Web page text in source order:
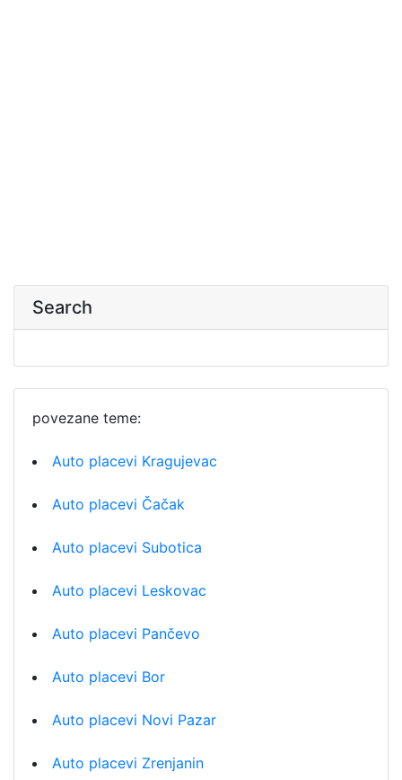
Search
povezane teme:
Auto placevi Kragujevac
Auto placevi Čačak
Auto placevi Subotica
Auto placevi Leskovac
Auto placevi Pančevo
Auto placevi Bor
Auto placevi Novi Pazar
Auto placevi Zrenjanin